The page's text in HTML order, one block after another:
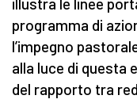
illustra le linee
programma di
l’impegno
alla luce di questa
del rapporto tra